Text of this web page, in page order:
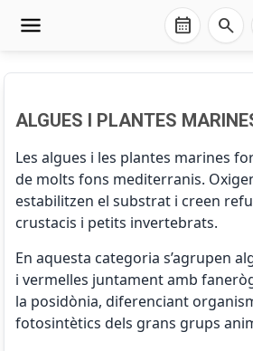
calendar_month search
ALGUES I PLANTES
Les algues i les plantes marines
de molts fons mediterranis.
estabilitzen el substrat i creen
crustacis i petits invertebrats.
En aquesta categoria s’agrupen
i vermelles juntament amb
la posidònia, diferenciant
fotosintètics dels grans grups